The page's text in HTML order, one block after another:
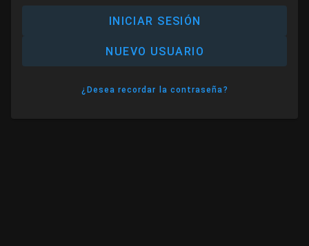
INICIAR SESIÓN
NUEVO USUARIO
¿Desea recordar la contraseña?